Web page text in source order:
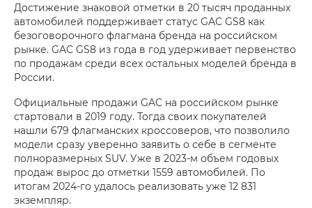
Достижение знаковой отметки в 20 тысяч проданных
автомобилей поддерживает статус GAC GS8 как
безоговорочного флагмана бренда на российском
рынке. GAC GS8 из года в год удерживает первенство
по продажам среди всех остальных моделей бренда в
России.
Официальные продажи GAC на российском рынке
стартовали в 2019 году. Тогда своих покупателей
нашли 679 флагманских кроссоверов, что позволило
модели сразу уверенно заявить о себе в сегменте
полноразмерных SUV. Уже в 2023-м объем годовых
продаж вырос до отметки 1559 автомобилей. По
итогам 2024-го удалось реализовать уже 12 831
экземпляр.